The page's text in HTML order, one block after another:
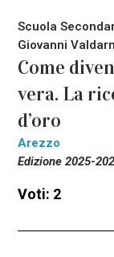
Scuola
Giovanni
Come
vera. La
d’oro
Arezzo
Edizione 2025-
Voti: 2